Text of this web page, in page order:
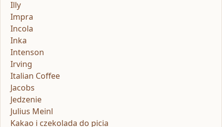
Illy
Impra
Incola
Inka
Intenson
Irving
Italian Coffee
Jacobs
Jedzenie
Julius Meinl
Kakao i czekolada do picia